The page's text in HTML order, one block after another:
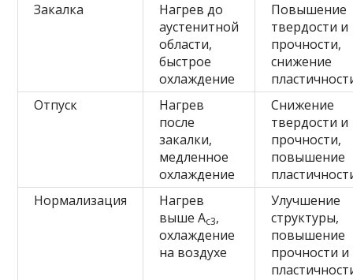
Закалка
Нагрев до
аустенитной
области,
быстрое
охлаждение
Повышение
твердости и
прочности,
снижение
Отпуск
Нагрев
после
закалки,
медленное
охлаждение
Снижение
твердости и
прочности,
повышение
Нормализация
Нагрев
выше Ac3,
охлаждение
на воздухе
Улучшение
структуры,
повышение
прочности и